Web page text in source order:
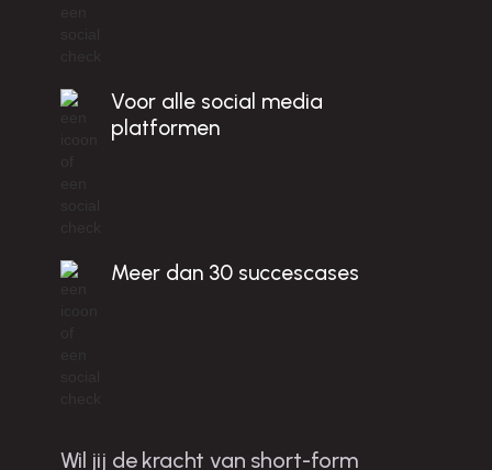
Voor alle social media
platformen
Meer dan 30 succescases
Wil jij de kracht van short-form